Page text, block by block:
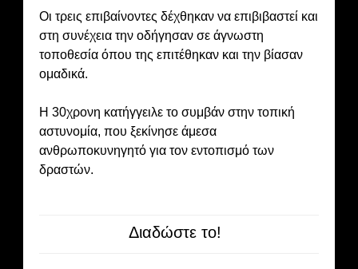
Οι τρεις επιβαίνοντες δέχθηκαν να επιβιβαστεί και
στη συνέχεια την οδήγησαν σε άγνωστη
τοποθεσία όπου της επιτέθηκαν και την βίασαν
ομαδικά.
Η 30χρονη κατήγγειλε το συμβάν στην τοπική
αστυνομία, που ξεκίνησε άμεσα
ανθρωποκυνηγητό για τον εντοπισμό των
δραστών.
Διαδώστε το!